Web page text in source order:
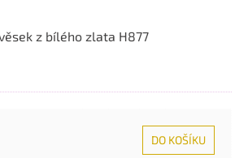
z bílého zlata H877
DO KOŠÍKU